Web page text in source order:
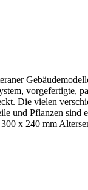
vorgefertigte,
Die vielen
Pflanzen sind
x 240 mm